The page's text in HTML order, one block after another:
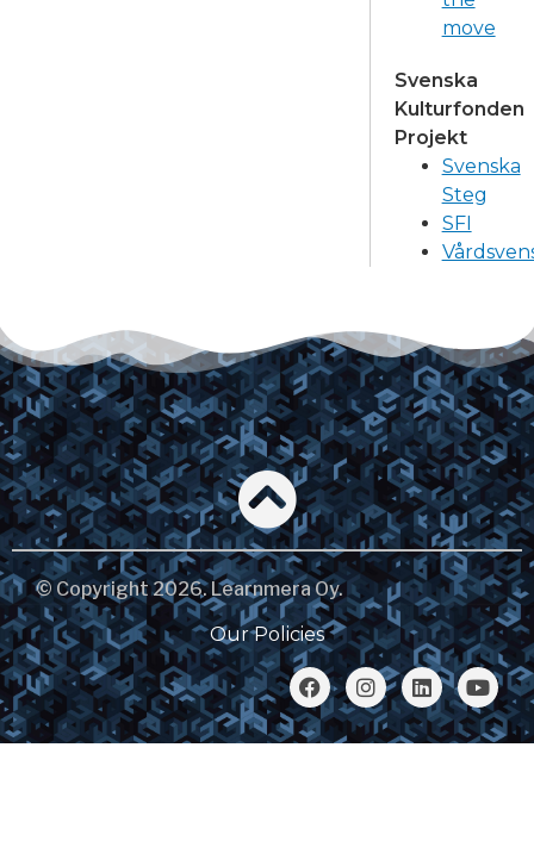
move
Svenska
Kulturfonden
Projekt
Svenska
Steg
SFI
© Copyright 2026. Learnmera Oy.
Our Policies